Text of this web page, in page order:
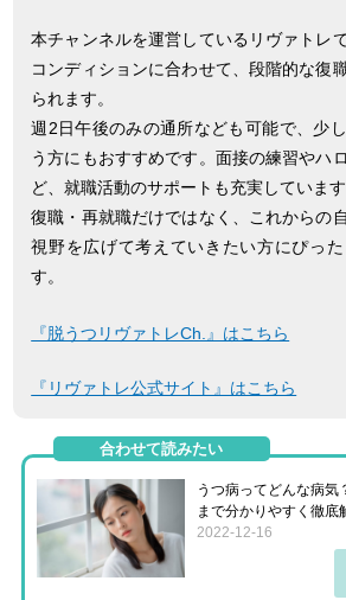
本チャンネルを運営しているリヴァトレ
コンディションに合わせて、段階的な復
られます。
週2日午後のみの通所なども可能で、少
う方にもおすすめです。面接の練習やハ
ど、就職活動のサポートも充実しています
復職・再就職だけではなく、これからの
視野を広げて考えていきたい方にぴっ
す。
『脱うつリヴァトレCh.』はこちら
『リヴァトレ公式サイト』はこちら
合わせて読みたい
うつ病ってどんな病気
まで分かりやすく徹底
2022-12-16